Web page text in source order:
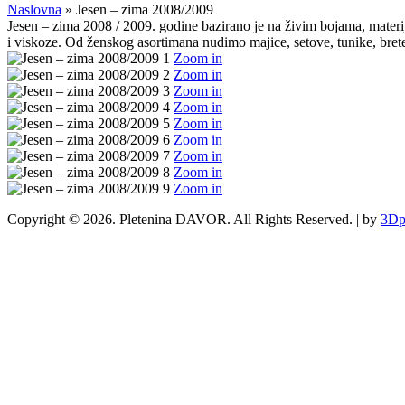
Naslovna » Jesen – zima 2008/2009
Jesen – zima 2008 / 2009. godine bazirano je na živim bojama,
i viskoze. Od ženskog asortimana nudimo majice, setove, tunike,
Zoom in
Zoom in
Zoom in
Zoom in
Zoom in
Zoom in
Zoom in
Zoom in
Zoom in
Copyright © 2026. Pletenina DAVOR. All Rights Reserved. | by